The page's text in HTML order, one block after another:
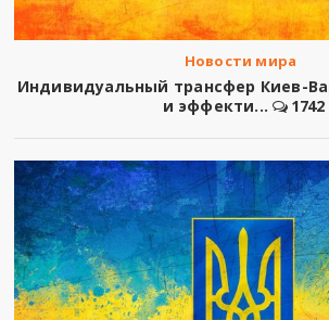
Новости мира
Индивидуальный трансфер Киев-
и эффекти...
1742